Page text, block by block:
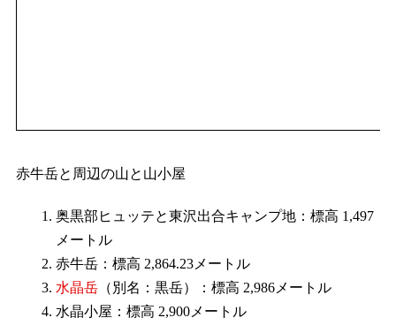
赤牛岳と周辺の山と山小屋
奥黒部ヒュッテと東沢出合キャンプ地：標高 1,497
メートル
赤牛岳：標高 2,864.23メートル
水晶岳 （別名：黒岳）：標高 2,986メートル
水晶小屋：標高 2,900メートル